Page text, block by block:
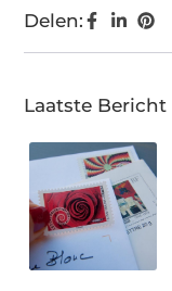
Delen:
Laatste Bericht